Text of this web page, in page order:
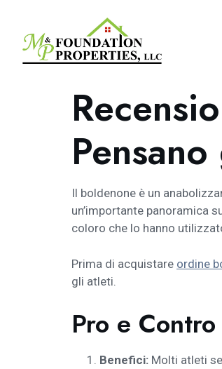
Il boldenone è un
un’importante panoramica
coloro che lo hanno
Prima di acquistare ordine
gli atleti.
Pro e
Benefici: Molti atleti